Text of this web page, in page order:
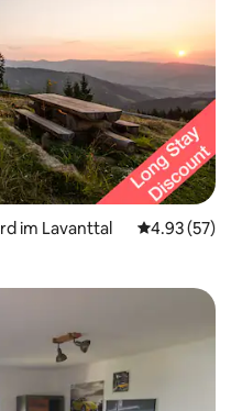
im Lavanttal 平均评分
4.93 (57)